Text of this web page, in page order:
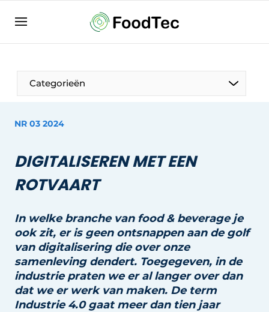
Bedrijven
Bedrijven
Contact
Eigen content aanleveren
Evenement aanmelden
Meest gelezen
Nieuwsbrief
Podcasts
Privacy / Cookie statement
Vacature aanmelden
Categorieën
NR 03 2024
DIGITALISEREN MET EEN
ROTVAART
In welke branche van food & beverage je
ook zit, er is geen ontsnappen aan de golf
van digitalisering die over onze
samenleving dendert. Toegegeven, in de
industrie praten we er al langer over dan
dat we er werk van maken. De term
Industrie 4.0 gaat meer dan tien jaar